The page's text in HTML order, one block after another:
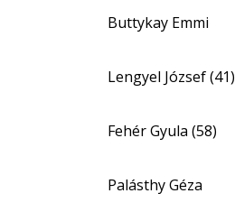
Buttykay Emmi
Lengyel József (41)
Fehér Gyula (58)
Palásthy Géza